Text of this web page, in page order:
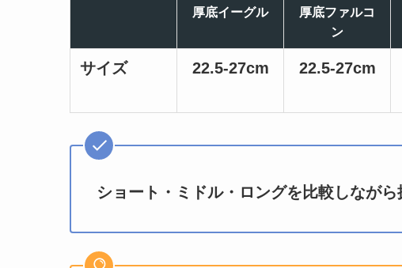
厚底イーグル
厚底ファルコ
ン
サイズ 22.5-27cm 22.5-27cm
ショート・ミドル・ロングを比較しながら